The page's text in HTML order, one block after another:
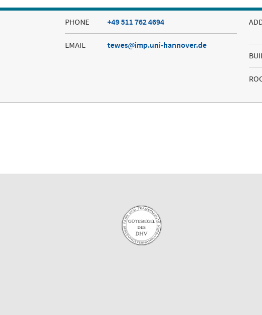
PHONE +49 511 762 4694
EMAIL tewes imp.uni-hannover.de